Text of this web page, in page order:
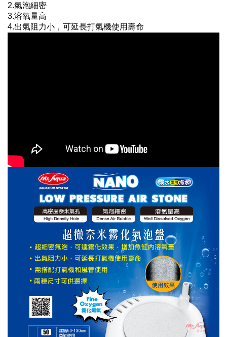
2.氣泡細密
3.溶氧量高
4.出氣阻力小，可延長打氣機使用壽命